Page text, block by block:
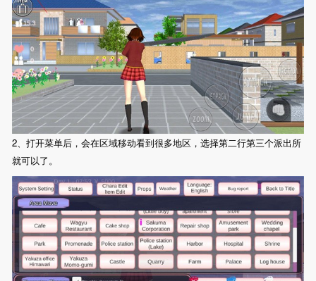
2、打开菜单后，会在区域移动看到很多地区，选择第二行第三个派出所
就可以了。